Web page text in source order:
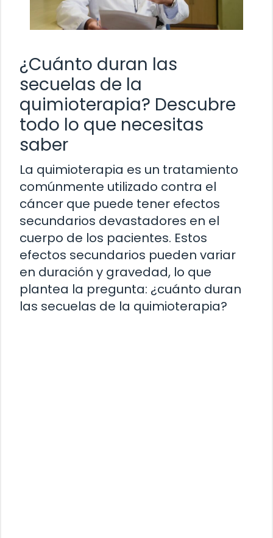
¿Cuánto duran las
secuelas de la
quimioterapia? Descubre
todo lo que necesitas
saber
La quimioterapia es un tratamiento
comúnmente utilizado contra el
cáncer que puede tener efectos
secundarios devastadores en el
cuerpo de los pacientes. Estos
efectos secundarios pueden variar
en duración y gravedad, lo que
plantea la pregunta: ¿cuánto duran
las secuelas de la quimioterapia?